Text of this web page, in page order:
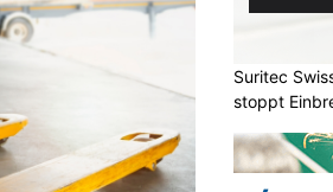
Suritec
stoppt